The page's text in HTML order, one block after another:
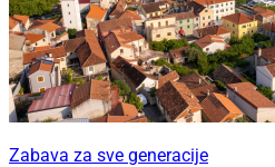
Zabava za sve generacije